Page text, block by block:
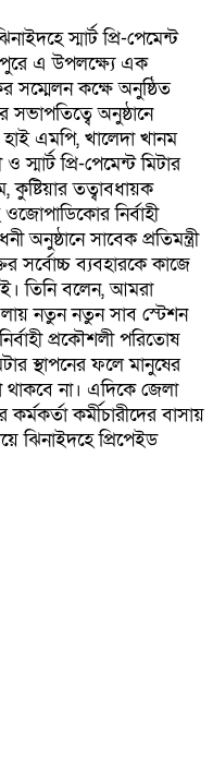
স্মার্ট প্রি-পেমেন্ট
এ উপলক্ষ্যে এক
সম্মেলন কক্ষে অনুষ্ঠিত
অনুষ্ঠানে
হাই এমপি, খালেদা খানম
প্রি-পেমেন্ট মিটার
তত্বাবধায়ক
নির্বাহী
অনুষ্ঠানে সাবেক প্রতিমন্ত্রী
সর্বোচ্চ ব্যবহারকে কাজে
তিনি বলেন, আমরা
নতুন নতুন সাব স্টেশন
প্রকৌশলী পরিতোষ
স্থাপনের ফলে মানুষের
থাকবে না। এদিকে জেলা
কর্মীচারীদের বাসায়
ঝিনাইদহে প্রিপেইড